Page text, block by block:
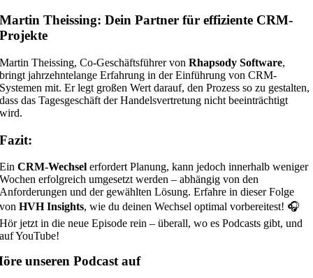
Martin Theissing: Dein Partner für effiziente CRM-
Projekte
Martin Theissing, Co-Geschäftsführer vonRhapsody Software,
bringt jahrzehntelange Erfahrung in der Einführung von CRM-
Systemen mit. Er legt großen Wert darauf, den Prozess so zu gestalten,
dass das Tagesgeschäft der Handelsvertretung nicht beeinträchtigt
wird.
Fazit:
EinCRM-Wechsel erfordert Planung, kann jedoch innerhalb weniger
Wochen erfolgreich umgesetzt werden – abhängig von den
Anforderungen und der gewählten Lösung. Erfahre in dieser Folge
vonHVH Insights, wie du deinen Wechsel optimal vorbereitest! 🎧
Hör jetzt in die neue Episode rein – überall, wo es Podcasts gibt, und
auf YouTube!
unseren Podcast auf